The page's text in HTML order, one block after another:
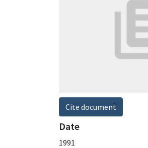
Cite document
Date
1991